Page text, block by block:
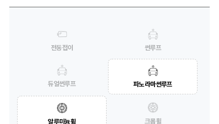
전동접이 썬루프
듀얼썬루프 파노라마썬루프
알루미늄휠 크롬휠